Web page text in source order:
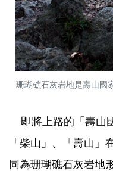
珊瑚礁石灰岩地是壽山國
即將上路的「壽山
「柴山」、「壽山」
同為珊瑚礁石灰岩地